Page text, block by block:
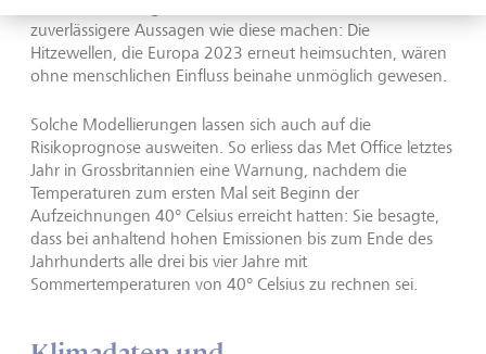
zuverlässigere Aussagen wie diese machen: Die
Hitzewellen, die Europa 2023 erneut heimsuchten, wären
ohne menschlichen Einfluss beinahe unmöglich gewesen.
Solche Modellierungen lassen sich auch auf die
Risikoprognose ausweiten. So erliess das Met Office letztes
Jahr in Grossbritannien eine Warnung, nachdem die
Temperaturen zum ersten Mal seit Beginn der
Aufzeichnungen 40° Celsius erreicht hatten: Sie besagte,
dass bei anhaltend hohen Emissionen bis zum Ende des
Jahrhunderts alle drei bis vier Jahre mit
Sommertemperaturen von 40° Celsius zu rechnen sei.